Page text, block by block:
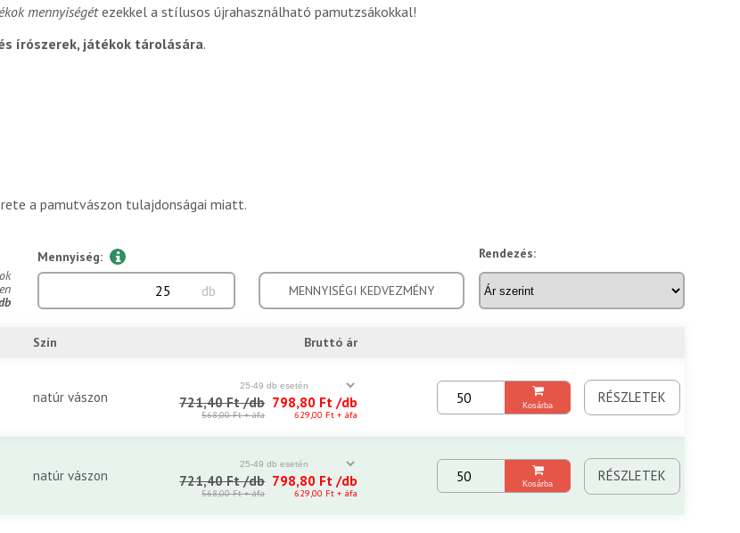
mennyiségétezekkel a stílusos újrahasználható pamutzsákokkal!
írószerek, játékok tárolására.
a pamutvászon tulajdonságai miatt.
Mennyiség:
db MENNYISÉGI KEDVEZMÉNY
Rendezés:
Szín Bruttó ár
natúr vászon 721,40 Ft/db 798,80 Ft/db
568,00 Ft+ áfa 629,00 Ft+ áfa
Kosárba RÉSZLETEK
natúr vászon 721,40 Ft/db 798,80 Ft/db
568,00 Ft+ áfa 629,00 Ft+ áfa
Kosárba RÉSZLETEK